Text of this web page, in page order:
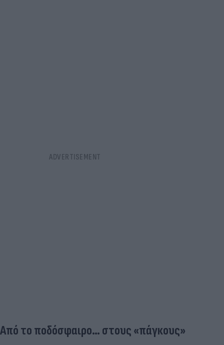
Από το ποδόσφαιρο… στους «πάγκους»